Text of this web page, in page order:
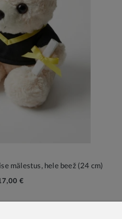
mälestus, hele beež (24 cm)
€